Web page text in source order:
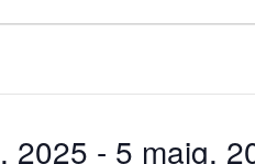
2025 - 5 maig,